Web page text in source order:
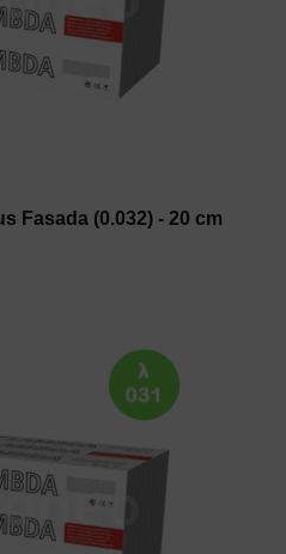
Fasada (0.032) - 20 cm